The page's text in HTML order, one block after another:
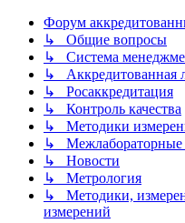
Форум
↳ Общие вопросы
↳ Система
↳ Аккредитованная
↳ Росаккредитация
↳ Контроль качества
↳ Методики
↳ Межлабораторные
↳ Новости
↳ Метрология
↳ Методики,
измерений